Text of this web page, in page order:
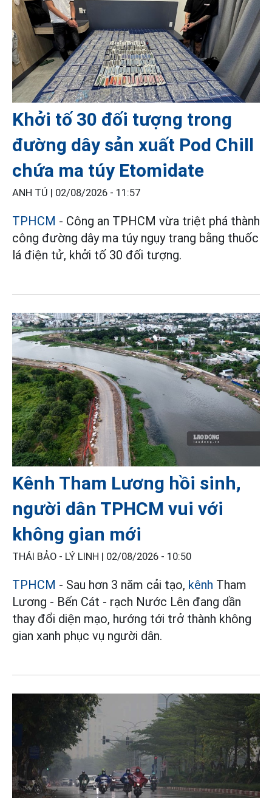
Khởi tố 30 đối tượng trong
đường dây sản xuất Pod Chill
chứa ma túy Etomidate
ANH TÚ | 02/08/2026 - 11:57
TPHCM - Công an TPHCM vừa triệt phá thành
công đường dây ma túy ngụy trang bằng thuốc
lá điện tử, khởi tố 30 đối tượng.
Kênh Tham Lương hồi sinh,
người dân TPHCM vui với
không gian mới
THÁI BẢO - LÝ LINH | 02/08/2026 - 10:50
TPHCM - Sau hơn 3 năm cải tạo, kênh Tham
Lương - Bến Cát - rạch Nước Lên đang dần
thay đổi diện mạo, hướng tới trở thành không
gian xanh phục vụ người dân.